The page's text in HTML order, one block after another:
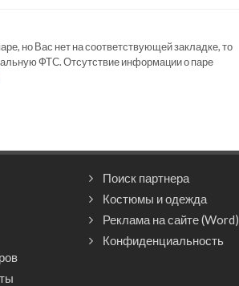
но Вас нет на соответствующей закладке, то
ФТС. Отсутствие информации о паре
Поиск партнера
Костюмы и одежда
Реклама на сайте (Word)
Конфиденциальность